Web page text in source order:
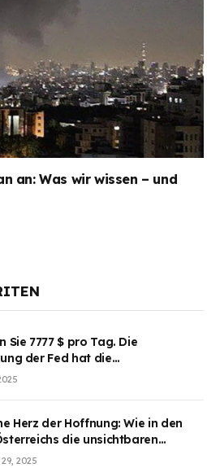
an: Was wir wissen – und
Sie 7777 $ pro Tag. Die
der Fed hat die
des Marktes erregt.
Herz der Hoffnung: Wie in den
die unsichtbaren
Kriegesheilen
2025